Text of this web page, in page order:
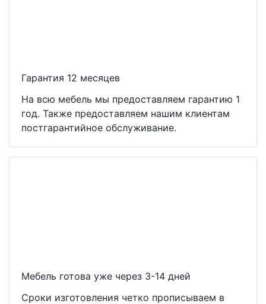
Гарантия 12 месяцев
На всю мебель мы предоставляем гарантию 1
год. Также предоставляем нашим клиентам
постгарантийное обслуживание.
Мебель готова уже через 3-14 дней
Сроки изготовления четко прописываем в